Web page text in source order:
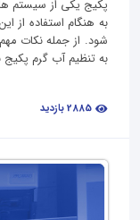
پکیج یکی از سیستم
به هنگام استفاده از
شود. از جمله نکات
به تنظیم آب گرم پکیج